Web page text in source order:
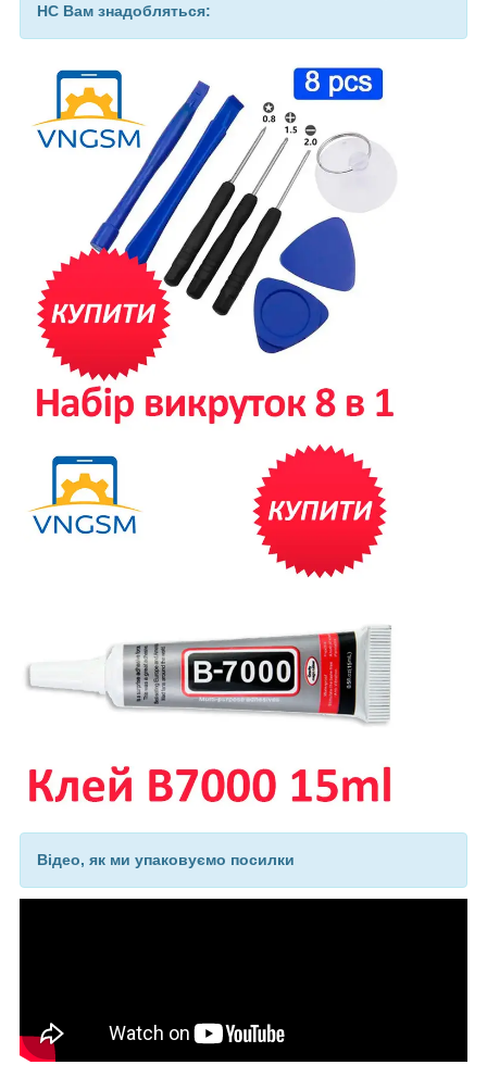
HC Вам знадобляться:
Відео, як ми упаковуємо посилки